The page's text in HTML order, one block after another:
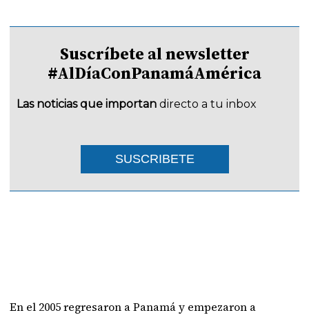
Suscríbete al newsletter
#AlDíaConPanamáAmérica
Las noticias que importan directo a tu inbox
SUSCRIBETE
En el 2005 regresaron a Panamá y empezaron a